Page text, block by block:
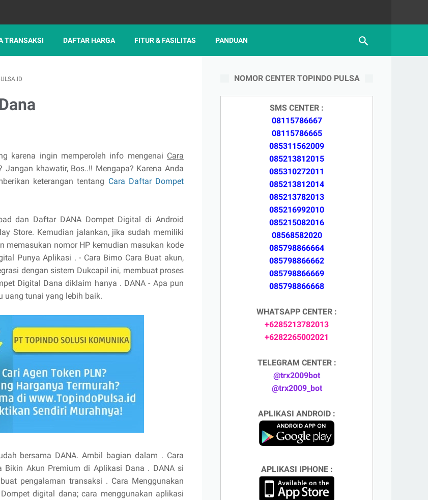
TRANSAKSI DAFTAR HARGA FITUR & FASILITAS PANDUAN
karena ingin memperoleh info mengenai Cara
khawatir, Bos..!! Mengapa? Karena Anda
keterangan tentang Cara Daftar Dompet
dan Daftar DANA Dompet Digital di Android
Store. Kemudian jalankan, jika sudah memiliki
memasukan nomor HP kemudian masukan kode
Punya Aplikasi . - Cara Bimo Cara Buat akun,
dengan sistem Dukcapil ini, membuat proses
Digital Dana diklaim hanya . DANA - Apa pun
uang tunai yang lebih baik.
bersama DANA. Ambil bagian dalam . Cara
Akun Premium di Aplikasi Dana . DANA si
pengalaman transaksi . Cara Menggunakan
digital dana; cara menggunakan aplikasi
NOMOR CENTER TOPINDO PULSA
SMS CENTER :
08115786667
08115786665
085311562009
085213812015
085310272011
085213812014
085213782013
085216992010
085215082016
08568582020
085798866664
085798866662
085798866669
085798866668
WHATSAPP CENTER :
+6285213782013
+6282265002021
TELEGRAM CENTER :
@trx2009bot
@trx2009_bot
APLIKASI ANDROID :
APLIKASI IPHONE :